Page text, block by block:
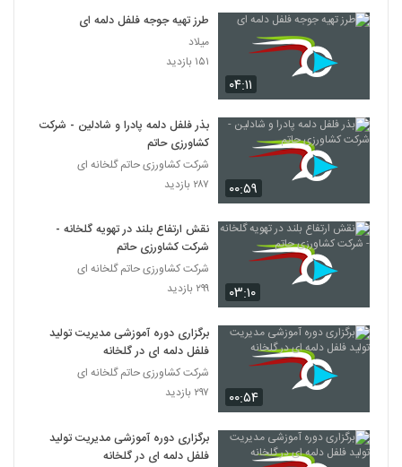
۰۴:۱۱
طرز تهیه جوجه فلفل دلمه ای
میلاد
۱۵۱ بازدید
۰۰:۵۹
بذر فلفل دلمه پادرا و شادلین - شرکت
کشاورزی حاتم
شرکت کشاورزی حاتم گلخانه ای
۲۸۷ بازدید
۰۳:۱۰
نقش ارتفاع بلند در تهویه گلخانه -
شرکت کشاورزی حاتم
شرکت کشاورزی حاتم گلخانه ای
۲۹۹ بازدید
۰۰:۵۴
برگزاری دوره آموزشی مدیریت تولید
فلفل دلمه ای در گلخانه
شرکت کشاورزی حاتم گلخانه ای
۲۹۷ بازدید
برگزاری دوره آموزشی مدیریت تولید
فلفل دلمه ای در گلخانه